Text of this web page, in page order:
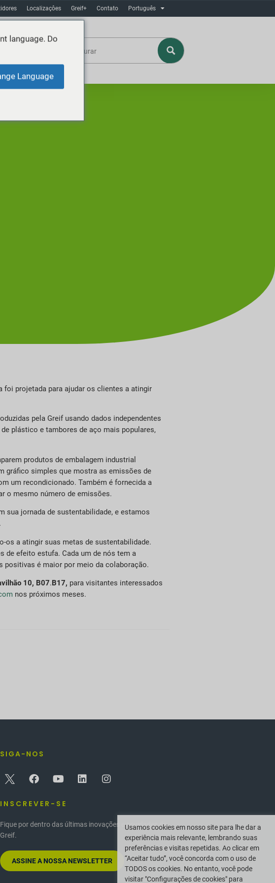
Localizaçôes Greif+ Contato Português
foi projetada para ajudar os clientes a atingir
pela Greif usando dados independentes
plástico e tambores de aço mais populares,
produtos de embalagem industrial
gráfico simples que mostra as emissões de
um recondicionado. Também é fornecida a
o mesmo número de emissões.
sua jornada de sustentabilidade, e estamos
os a atingir suas metas de sustentabilidade.
de efeito estufa. Cada um de nós tem a
positivas é maior por meio da colaboração.
10, B07.B17, para visitantes interessados
nos próximos meses.
SIGA-NOS
INSCREVER-SE
Fique por dentro das últimas inovações e novidades da
Greif.
ASSINE A NOSSA NEWSLETTER
Usamos cookies em nosso site para lhe dar a
experiência mais relevante, lembrando suas
preferências e visitas repetidas. Ao clicar em
“Aceitar tudo”, você concorda com o uso de
TODOS os cookies. No entanto, você pode
visitar "Configurações de cookies" para
language. Do
Language